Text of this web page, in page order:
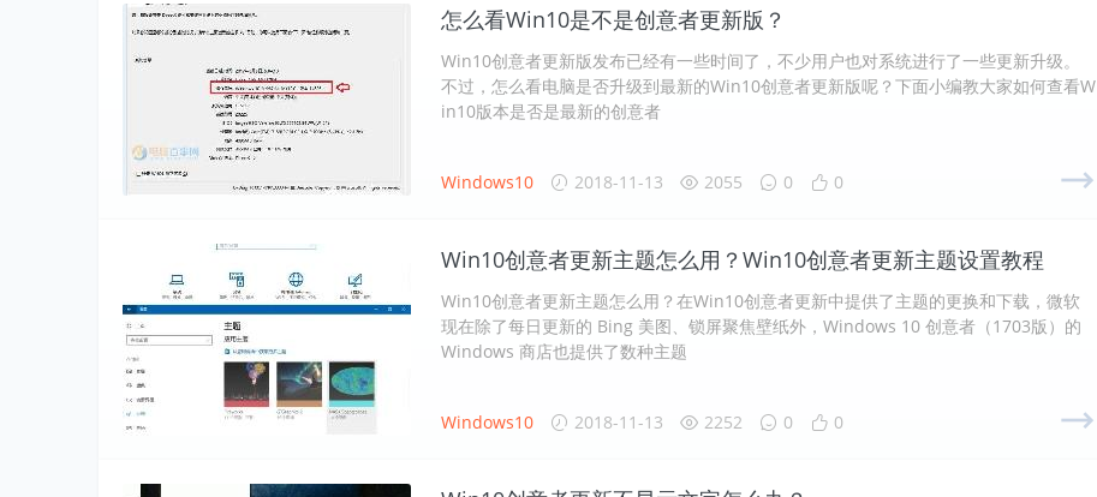
怎么看Win10是不是创意者更新版？
Win10创意者更新版发布已经有一些时间了，不少用户也对系统进行了一些更新升级。
不过，怎么看电脑是否升级到最新的Win10创意者更新版呢？下面小编教大家如何查看W
in10版本是否是最新的创意者
Windows10 2018-11-13 2055 0 0
Win10创意者更新主题怎么用？Win10创意者更新主题设置教程
Win10创意者更新主题怎么用？在Win10创意者更新中提供了主题的更换和下载，微软
现在除了每日更新的 Bing 美图、锁屏聚焦壁纸外，Windows 10 创意者（1703版）的
Windows 商店也提供了数种主题
Windows10 2018-11-13 2252 0 0